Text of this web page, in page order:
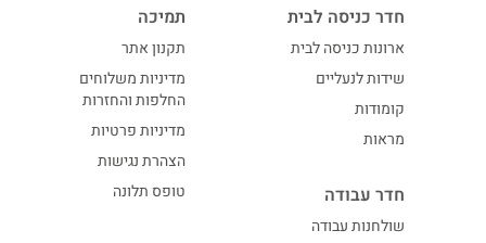
חדר כניסה לבית
ארונות כניסה לבית
שידות לנעליים
קומודות
מראות
חדר עבודה
שולחנות עבודה
תמיכה
תקנון אתר
מדיניות משלוחים
החלפות והחזרות
מדיניות פרטיות
הצהרת נגישות
טופס תלונה